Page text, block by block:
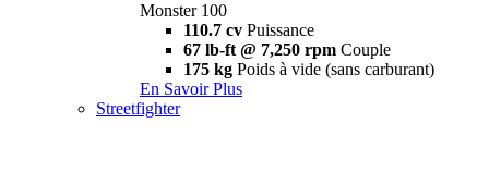
Monster 100
110.7 cv Puissance
67 lb-ft @ 7,250 rpm Couple
175 kg Poids à vide (sans carburant)
En Savoir Plus
Streetfighter